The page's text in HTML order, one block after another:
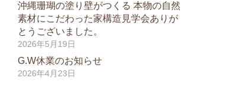
沖縄珊瑚の塗り壁がつくる 本物の自然
素材にこだわった家構造見学会ありが
とうございました。
2026年5月19日
G.W休業のお知らせ
2026年4月23日